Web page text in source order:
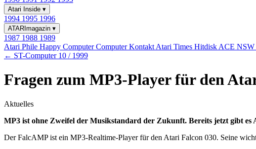
Atari Inside ▾
1994 1995 1996
ATARImagazin ▾
1987 1988 1989
Atari Phile Happy ComputerComputer Kontakt Atari Times Hitdisk ACE NSW
← ST-Computer 10 / 1999
Fragen zum MP3-Player für den
Aktuelles
MP3 ist ohne Zweifel der Musikstandard der Zukunft. Bereits jetzt gibt
Der FalcAMP ist ein MP3-Realtime-Player für den Atari Falcon 030. Seine